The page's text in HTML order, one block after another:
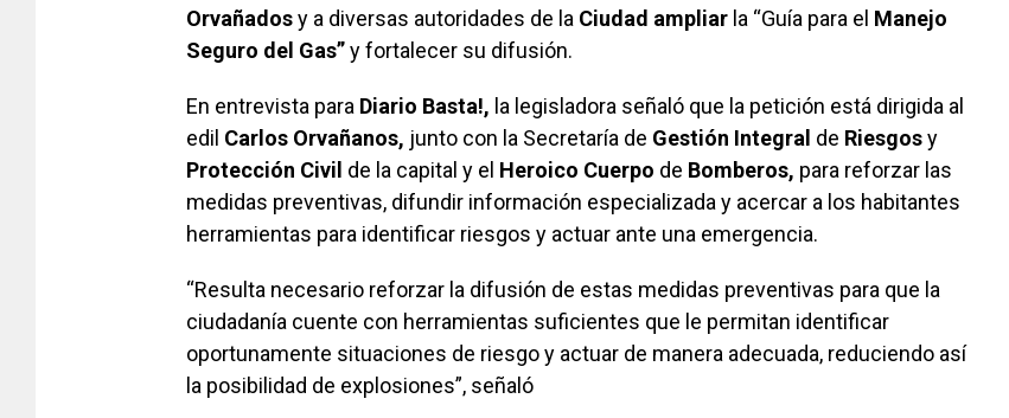
Orvañadosy a diversas autoridades de la Ciudad ampliar la “Guía para el Manejo
Seguro del Gas”y fortalecer su difusión.
En entrevista para Diario Basta!, la legisladora señaló que la petición está dirigida al
edil Carlos Orvañanos, junto con la Secretaría de Gestión Integral de Riesgosy
Protección Civil de la capital y el Heroico Cuerpo de Bomberos, para reforzar las
medidas preventivas, difundir información especializada y acercar a los habitantes
herramientas para identificar riesgos y actuar ante una emergencia.
“Resulta necesario reforzar la difusión de estas medidas preventivas para que la
ciudadanía cuente con herramientas suficientes que le permitan identificar
oportunamente situaciones de riesgo y actuar de manera adecuada, reduciendo así
la posibilidad de explosiones”, señaló